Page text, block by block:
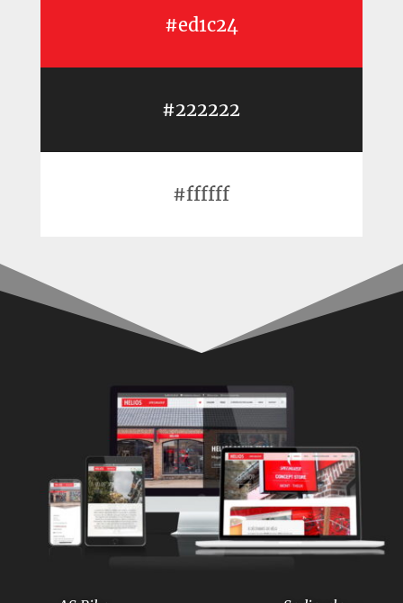
#ed1c24
#222222
#ffffff